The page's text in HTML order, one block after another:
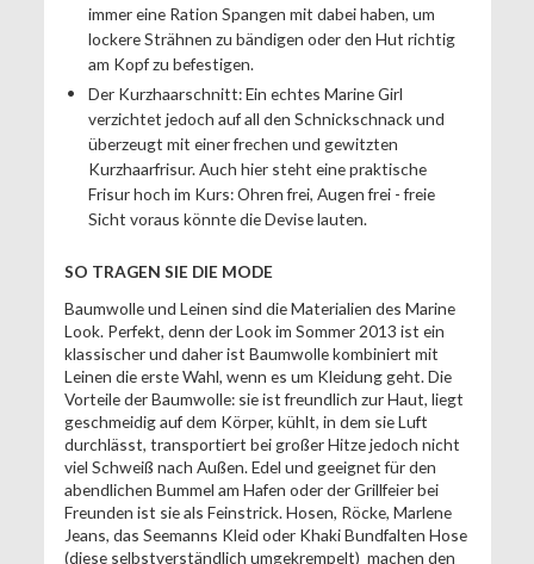
immer eine Ration Spangen mit dabei haben, um
lockere Strähnen zu bändigen oder den Hut richtig
am Kopf zu befestigen.
Der Kurzhaarschnitt: Ein echtes Marine Girl
verzichtet jedoch auf all den Schnickschnack und
überzeugt mit einer frechen und gewitzten
Kurzhaarfrisur. Auch hier steht eine praktische
Frisur hoch im Kurs: Ohren frei, Augen frei - freie
Sicht voraus könnte die Devise lauten.
SO TRAGEN SIE DIE MODE
Baumwolle und Leinen sind die Materialien des Marine
Look. Perfekt, denn der Look im Sommer 2013 ist ein
klassischer und daher ist Baumwolle kombiniert mit
Leinen die erste Wahl, wenn es um Kleidung geht. Die
Vorteile der Baumwolle: sie ist freundlich zur Haut, liegt
geschmeidig auf dem Körper, kühlt, in dem sie Luft
durchlässt, transportiert bei großer Hitze jedoch nicht
viel Schweiß nach Außen. Edel und geeignet für den
abendlichen Bummel am Hafen oder der Grillfeier bei
Freunden ist sie als Feinstrick. Hosen, Röcke, Marlene
Jeans, das Seemanns Kleid oder Khaki Bundfalten Hose
(diese selbstverständlich umgekrempelt) machen den